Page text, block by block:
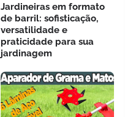
Jardineiras em formato
de barril: sofisticação,
versatilidade e
praticidade para sua
jardinagem